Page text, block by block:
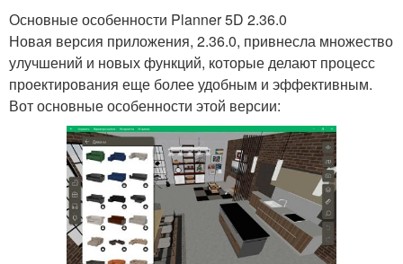
Основные особенности Planner 5D 2.36.0
Новая версия приложения, 2.36.0, привнесла множество
улучшений и новых функций, которые делают процесс
проектирования еще более удобным и эффективным.
Вот основные особенности этой версии: